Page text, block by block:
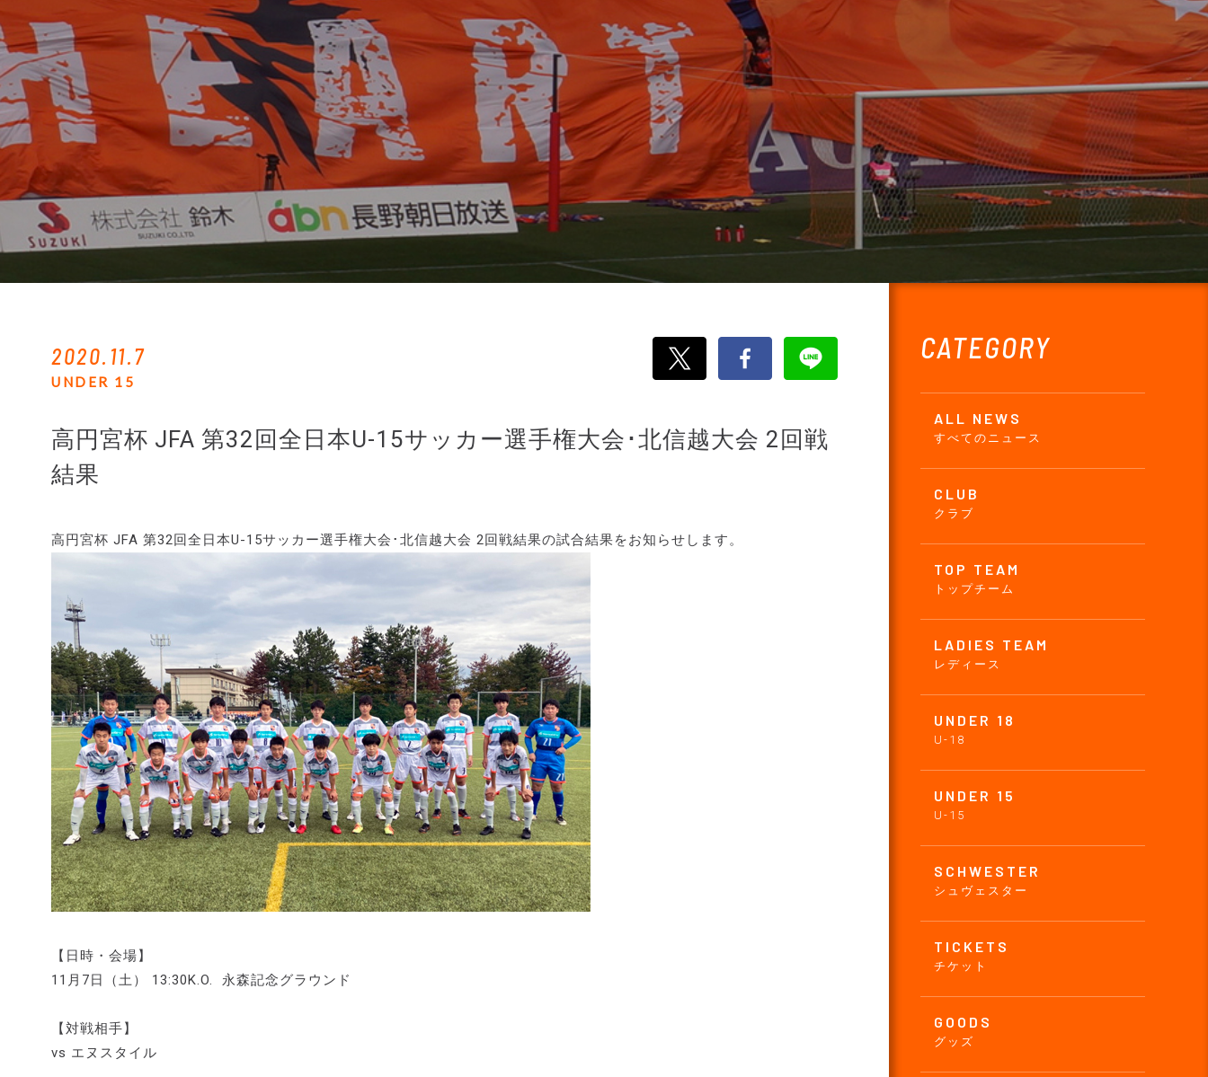
CATEGORY
ALL NEWS
すべてのニュース
CLUB
クラブ
TOP TEAM
トップチーム
LADIES TEAM
レディース
UNDER 18
U-18
UNDER 15
U-15
SCHWESTER
シュヴェスター
TICKETS
チケット
GOODS
グッズ
2020.11.7
UNDER 15
高円宮杯 JFA 第32回全日本U-15サッカー選手権大会･北信越大会 2回戦
結果
高円宮杯 JFA 第32回全日本U-15サッカー選手権大会･北信越大会 2回戦結果の試合結果をお知らせします。
【日時・会場】
11月7日（土） 13:30K.O. 永森記念グラウンド
【対戦相手】
vs エヌスタイル